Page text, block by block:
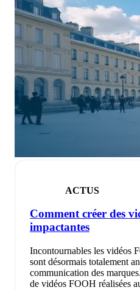
ACTUS
Comment créer des
impactantes
Incontournables les vidéos
sont désormais totalement
communication des
de vidéos FOOH réalisées